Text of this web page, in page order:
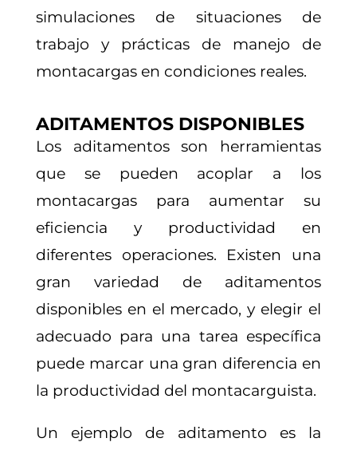
simulaciones de situaciones de
trabajo y prácticas de manejo de
montacargas en condiciones reales.
ADITAMENTOS DISPONIBLES
Los aditamentos son herramientas
que se pueden acoplar a los
montacargas para aumentar su
eficiencia y productividad en
diferentes operaciones. Existen una
gran variedad de aditamentos
disponibles en el mercado, y elegir el
adecuado para una tarea específica
puede marcar una gran diferencia en
la productividad del montacarguista.
Un ejemplo de aditamento es la